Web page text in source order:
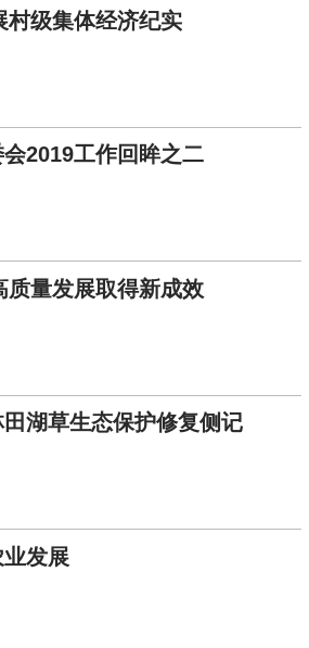
村级集体经济纪实
2019工作回眸之二
质量发展取得新成效
湖草生态保护修复侧记
发展